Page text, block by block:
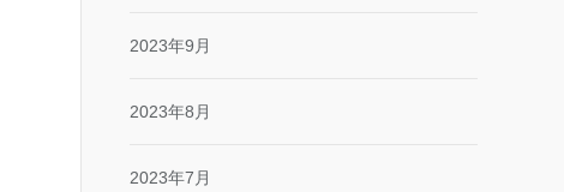
2023年9月
2023年8月
2023年7月